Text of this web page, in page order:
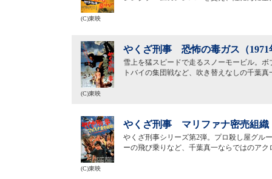
(C)東映
やくざ刑事 恐怖の毒ガス（1971
雪上を猛スピードで走るスノーモービル。
トバイの集団戦など、吹き替えなしの千葉
(C)東映
やくざ刑事 マリファナ密売組織
やくざ刑事シリーズ第2弾。プロ殺し屋グル
ーの飛び乗りなど、千葉真一ならではのア
(C)東映